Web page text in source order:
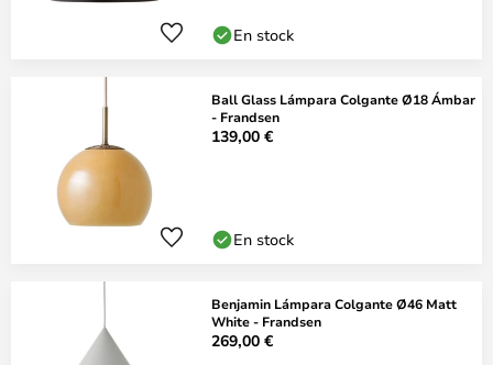
En stock
Ball Glass Lámpara Colgante Ø18 Ámbar
- Frandsen
139,00 €
En stock
Benjamin Lámpara Colgante Ø46 Matt
White - Frandsen
269,00 €